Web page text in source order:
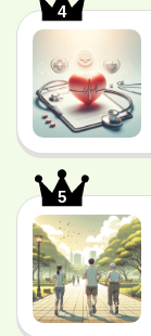
4
5